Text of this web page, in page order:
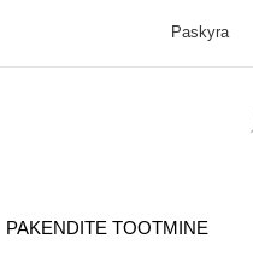
Paskyra
PAKENDITE TOOTMINE